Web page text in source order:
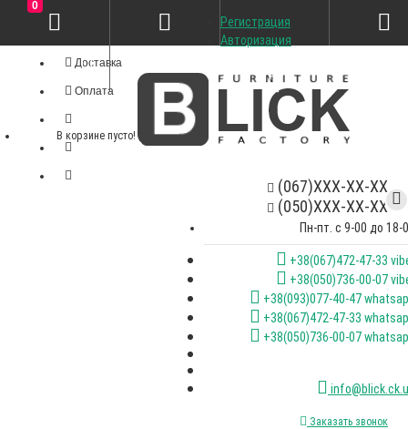
Доставка
Оплата
(067)XXX-XX-XX
(050)XXX-XX-XX
Пн-пт. с 9-00 до 18-
+38(067)472-47-33
+38(050)736-00-07
+38(093)077-40-47
+38(067)472-47-33
+38(050)736-00-07
Заказать звонок
Регистрация
Авторизация
0
В корзине пусто!